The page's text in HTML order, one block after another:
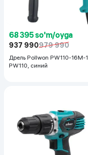
68 395 so'm/oyga
937 990979 990
Дрель Pollwon PW110-16M-1
PW110, синий